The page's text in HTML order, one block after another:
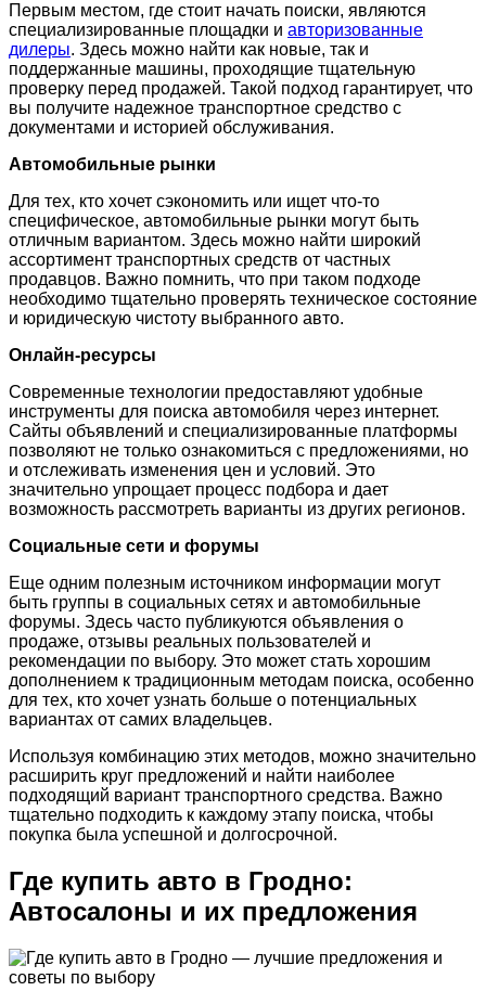
Первым местом, где стоит начать поиски, являются
специализированные площадки и авторизованные
дилеры. Здесь можно найти как новые, так и
поддержанные машины, проходящие тщательную
проверку перед продажей. Такой подход гарантирует, что
вы получите надежное транспортное средство с
документами и историей обслуживания.
Автомобильные рынки
Для тех, кто хочет сэкономить или ищет что-то
специфическое, автомобильные рынки могут быть
отличным вариантом. Здесь можно найти широкий
ассортимент транспортных средств от частных
продавцов. Важно помнить, что при таком подходе
необходимо тщательно проверять техническое состояние
и юридическую чистоту выбранного авто.
Онлайн-ресурсы
Современные технологии предоставляют удобные
инструменты для поиска автомобиля через интернет.
Сайты объявлений и специализированные платформы
позволяют не только ознакомиться с предложениями, но
и отслеживать изменения цен и условий. Это
значительно упрощает процесс подбора и дает
возможность рассмотреть варианты из других регионов.
Социальные сети и форумы
Еще одним полезным источником информации могут
быть группы в социальных сетях и автомобильные
форумы. Здесь часто публикуются объявления о
продаже, отзывы реальных пользователей и
рекомендации по выбору. Это может стать хорошим
дополнением к традиционным методам поиска, особенно
для тех, кто хочет узнать больше о потенциальных
вариантах от самих владельцев.
Используя комбинацию этих методов, можно значительно
расширить круг предложений и найти наиболее
подходящий вариант транспортного средства. Важно
тщательно подходить к каждому этапу поиска, чтобы
покупка была успешной и долгосрочной.
Где купить авто в Гродно:
Автосалоны и их предложения